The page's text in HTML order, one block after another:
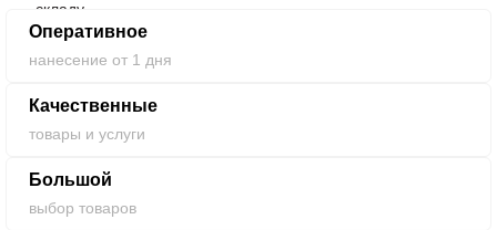
Оперативное
нанесение от 1 дня
Качественные
товары и услуги
Большой
выбор товаров